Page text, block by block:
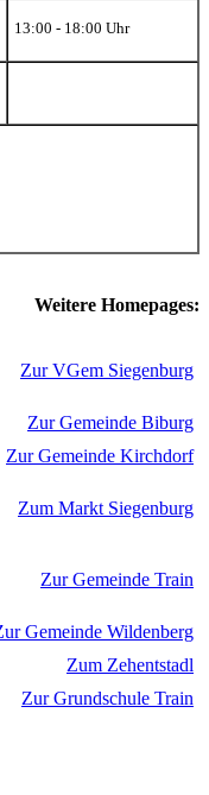
13:00 - 18:00 Uhr
Weitere Homepages:
Zur VGem Siegenburg
Zur Gemeinde Biburg
Zur Gemeinde Kirchdorf
Zum Markt Siegenburg
Zur Gemeinde Train
Gemeinde Wildenberg
Zum Zehentstadl
Zur Grundschule Train